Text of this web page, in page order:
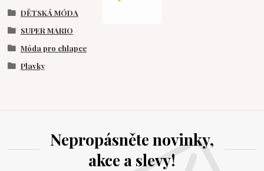
DĚTSKÁ MÓDA
SUPER MARIO
Móda pro chlapce
Plavky
Nepropásněte novinky,
akce a slevy!